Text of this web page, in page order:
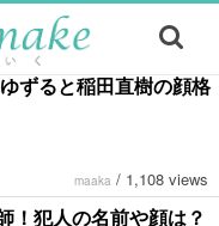
ずると稲田直樹の顔格
maaka / 1,108 views
！犯人の名前や顔は？